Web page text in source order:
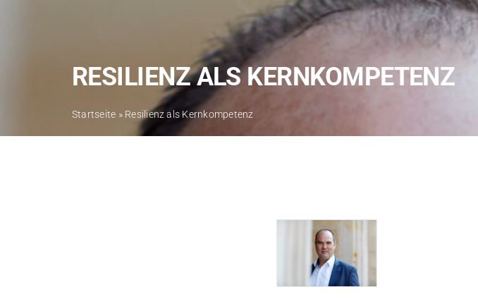
RESILIENZ ALS KERNKOMPETENZ
Startseite » Resilienz als Kernkompetenz